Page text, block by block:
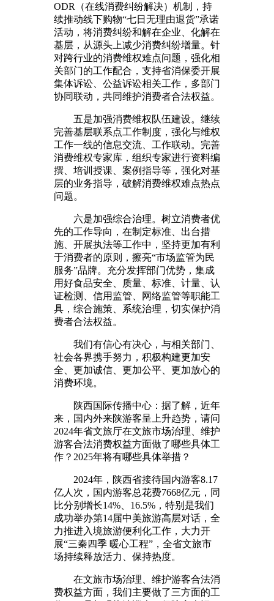
ODR（在线消费纠纷解决）机制，持
续推动线下购物“七日无理由退货”承诺
活动，将消费纠纷和解在企业、化解在
基层，从源头上减少消费纠纷增量。针
对跨行业的消费维权难点问题，强化相
关部门的工作配合，支持省消保委开展
集体诉讼、公益诉讼相关工作，多部门
协同联动，共同维护消费者合法权益。
五是加强消费维权队伍建设。继续
完善基层联系点工作制度，强化与维权
工作一线的信息交流、工作联动。完善
消费维权专家库，组织专家进行资料编
撰、培训授课、案例指导等，强化对基
层的业务指导，破解消费维权难点热点
问题。
六是加强综合治理。树立消费者优
先的工作导向，在制定标准、出台措
施、开展执法等工作中，坚持更加有利
于消费者的原则，擦亮“市场监管为民
服务”品牌。充分发挥部门优势，集成
用好食品安全、质量、标准、计量、认
证检测、信用监管、网络监管等职能工
具，综合施策、系统治理，切实保护消
费者合法权益。
我们有信心有决心，与相关部门、
社会各界携手努力，积极构建更加安
全、更加诚信、更加公平、更加放心的
消费环境。
陕西国际传播中心：据了解，近年
来，国内外来陕游客呈上升趋势，请问
2024年省文旅厅在文旅市场治理、维护
游客合法消费权益方面做了哪些具体工
作？2025年将有哪些具体举措？
2024年，陕西省接待国内游客8.17
亿人次，国内游客总花费7668亿元，同
比分别增长14%、16.5%，特别是我们
成功举办第14届中美旅游高层对话，全
力推进入境旅游便利化工作，大力开
展“三秦四季 暖心工程”，全省文旅市
场持续释放活力、保持热度。
在文旅市场治理、维护游客合法消
费权益方面，我们主要做了三方面的工